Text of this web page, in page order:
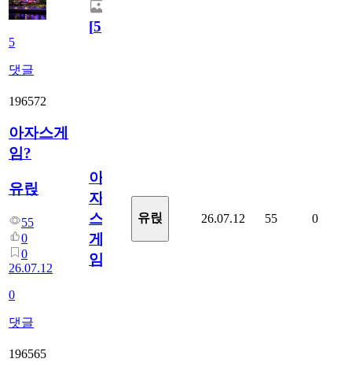
5
댓글
[5]
196572
아자스게
임?
유릱
55
0
0
26.07.12
0
댓글
아
자
스
게
임?
유릱 26.07.12 55 0
196565